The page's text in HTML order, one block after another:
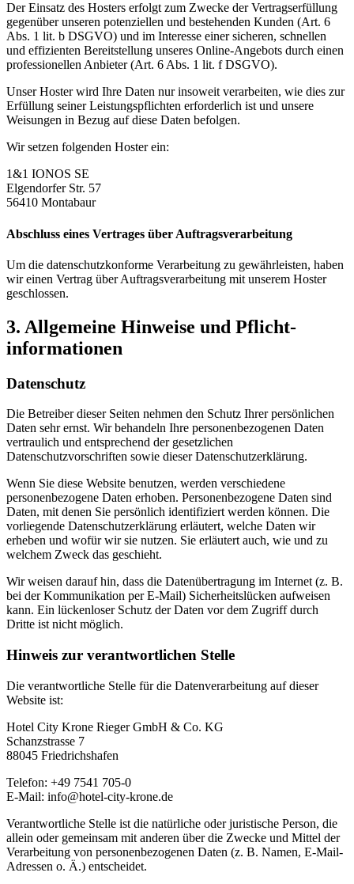
Der Einsatz des Hosters erfolgt zum Zwecke der Vertragserfüllung
gegenüber unseren potenziellen und bestehenden Kunden (Art. 6
Abs. 1 lit. b DSGVO) und im Interesse einer sicheren, schnellen
und effizienten Bereitstellung unseres Online-Angebots durch einen
professionellen Anbieter (Art. 6 Abs. 1 lit. f DSGVO).
Unser Hoster wird Ihre Daten nur insoweit verarbeiten, wie dies zur
Erfüllung seiner Leistungspflichten erforderlich ist und unsere
Weisungen in Bezug auf diese Daten befolgen.
Wir setzen folgenden Hoster ein:
1&1 IONOS SE
Elgendorfer Str. 57
56410 Montabaur
Abschluss eines Vertrages über Auftragsverarbeitung
Um die datenschutzkonforme Verarbeitung zu gewährleisten, haben
wir einen Vertrag über Auftragsverarbeitung mit unserem Hoster
geschlossen.
3. Allgemeine Hinweise und Pflicht­
informationen
Datenschutz
Die Betreiber dieser Seiten nehmen den Schutz Ihrer persönlichen
Daten sehr ernst. Wir behandeln Ihre personenbezogenen Daten
vertraulich und entsprechend der gesetzlichen
Datenschutzvorschriften sowie dieser Datenschutzerklärung.
Wenn Sie diese Website benutzen, werden verschiedene
personenbezogene Daten erhoben. Personenbezogene Daten sind
Daten, mit denen Sie persönlich identifiziert werden können. Die
vorliegende Datenschutzerklärung erläutert, welche Daten wir
erheben und wofür wir sie nutzen. Sie erläutert auch, wie und zu
welchem Zweck das geschieht.
Wir weisen darauf hin, dass die Datenübertragung im Internet (z. B.
bei der Kommunikation per E-Mail) Sicherheitslücken aufweisen
kann. Ein lückenloser Schutz der Daten vor dem Zugriff durch
Dritte ist nicht möglich.
Hinweis zur verantwortlichen Stelle
Die verantwortliche Stelle für die Datenverarbeitung auf dieser
Website ist:
Hotel City Krone Rieger GmbH & Co. KG
Schanzstrasse 7
88045 Friedrichshafen
Telefon: +49 7541 705-0
E-Mail: info@hotel-city-krone.de
Verantwortliche Stelle ist die natürliche oder juristische Person, die
allein oder gemeinsam mit anderen über die Zwecke und Mittel der
Verarbeitung von personenbezogenen Daten (z. B. Namen, E-Mail-
Adressen o. Ä.) entscheidet.